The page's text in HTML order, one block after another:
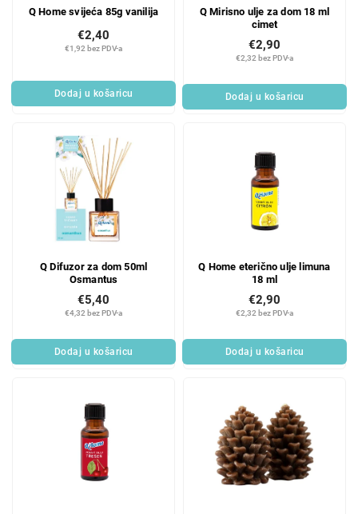
Q Home svijeća 85g vanilija
€1,92 bez PDV-a
€2,40
Dodaj u košaricu
Q Mirisno ulje za dom 18 ml
cimet
€2,32 bez PDV-a
€2,90
Dodaj u košaricu
Q Difuzor za dom 50ml
Osmantus
€4,32 bez PDV-a
€5,40
Dodaj u košaricu
Q Home eterično ulje limuna
18 ml
€2,32 bez PDV-a
€2,90
Dodaj u košaricu